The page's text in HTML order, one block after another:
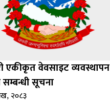
एकीकृत वेवसाइट व्यवस्थापन
सम्बन्धी सूचना
२०८३